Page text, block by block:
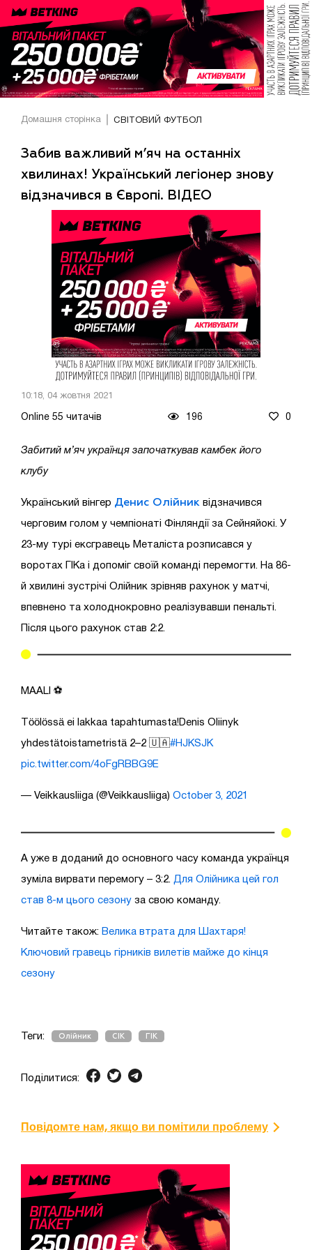
Домашня сторінка СВІТОВИЙ ФУТБОЛ
Забив важливий м’яч на останніх
хвилинах! Український легіонер знову
відзначився в Європі. ВІДЕО
10:18, 04 жовтня 2021
Online 55 читачів 196 0
Забитий м’яч українця започаткував камбек його
клубу
Український вінгер Денис Олійник відзначився
черговим голом у чемпіонаті Фінляндії за Сейняйокі . У
23-му турі ексгравець Металіста розписався у
воротах ГІКа і допоміг своїй команді перемогти. На 86-
й хвилині зустрічі Олійник зрівняв рахунок у матчі,
впевнено та холоднокровно реалізувавши пенальті.
Після цього рахунок став 2:2.
MAALI ⚽️
Töölössä ei lakkaa tapahtumasta!Denis Oliinyk
yhdestätoistametristä 2–2 🇺🇦#HJKSJK
pic.twitter.com/4oFgRBBG9E
— Veikkausliiga (@Veikkausliiga) October 3, 2021
А уже в доданий до основного часу команда українця
зуміла вирвати перемогу – 3:2. Для Олійника цей гол
став 8-м цього сезону за свою команду.
Читайте також: Велика втрата для Шахтаря!
Ключовий гравець гірників вилетів майже до кінця
сезону
Теги: Олійник СІК ГІК
Поділитися:
Повідомте нам, якщо ви помітили проблему